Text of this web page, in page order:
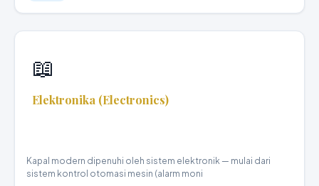
📖
Elektronika (Electronics)
Kapal modern dipenuhi oleh sistem elektronik — mulai dari
sistem kontrol otomasi mesin (alarm moni